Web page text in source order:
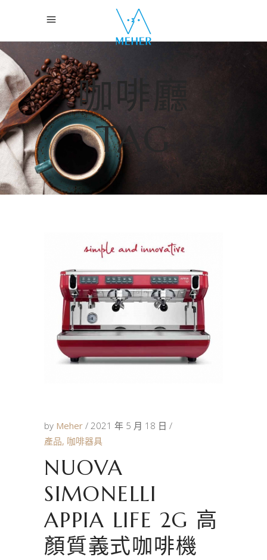
咖啡廳
TAG
by Meher
2021 年 5 月 18 日
產品, 咖啡器具
NUOVA
SIMONELLI
APPIA LIFE 2G 高
顏質義式咖啡機